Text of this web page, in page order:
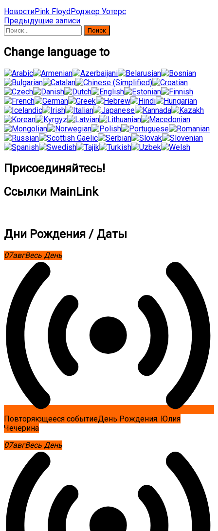
НовостиPink Floyd Роджер Уотерс
Навигация
по
записям
Предыдущие записи
Найти:
Change language to
Присоединяйтесь!
Ссылки MainLink
Дни Рождения / Даты
07авгВесь День
Повторяющееся событиеДень Рождения. Юлия
Чечерина
07авгВесь День